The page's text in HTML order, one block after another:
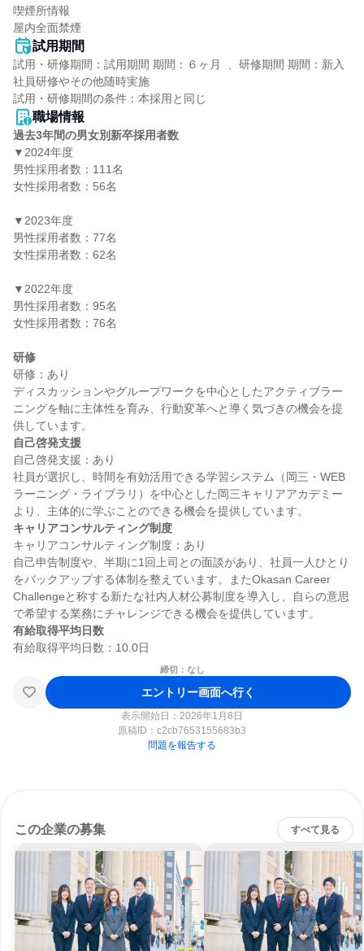
喫煙所情報
屋内全面禁煙
試用期間
試用・研修期間：試用期間 期間：６ヶ月  、研修期間 期間：新入
社員研修やその他随時実施
職場情報
過去3年間の男女別新卒採用者数
▼2024年度
男性採用者数：111名
女性採用者数：56名
▼2023年度
男性採用者数：77名
女性採用者数：62名
▼2022年度
男性採用者数：95名
女性採用者数：76名
研修
研修：あり
ディスカッションやグループワークを中心としたアクティブラー
ニングを軸に主体性を育み、行動変革へと導く気づきの機会を提
自己啓発支援
自己啓発支援：あり
社員が選択し、時間を有効活用できる学習システム（岡三・WEB
ラーニング・ライブラリ）を中心とした岡三キャリアアカデミー
キャリアコンサルティング制度
キャリアコンサルティング制度：あり
自己申告制度や、半期に1回上司との面談があり、社員一人ひとり
をバックアップする体制を整えています。またOkasan Career
Challengeと称する新たな社内人材公募制度を導入し、自らの意思
有給取得平均日数
締切：なし
エントリー画面へ行く
表示開始日：2026年1月8日
原稿ID： c2cb7653155683b3
問題を報告する
この企業の募集 すべて見る